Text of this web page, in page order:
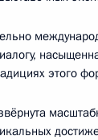
этого